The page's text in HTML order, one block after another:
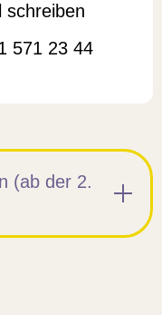
schreiben
571 23 44
(ab der 2.